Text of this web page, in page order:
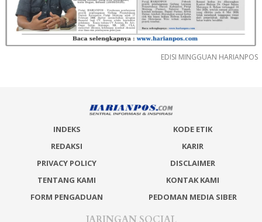
EDISI MINGGUAN HARIANPOS
INDEKS
KODE ETIK
REDAKSI
KARIR
PRIVACY POLICY
DISCLAIMER
TENTANG KAMI
KONTAK KAMI
FORM PENGADUAN
PEDOMAN MEDIA SIBER